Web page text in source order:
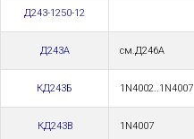
Д243-1250-12
Д243А см.Д246А
КД243Б 1N4002..1N4007
КД243В 1N4007